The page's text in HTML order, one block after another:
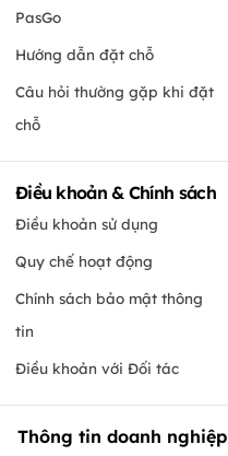
PasGo
Hướng dẫn đặt chỗ
Câu hỏi thường gặp khi đặt
chỗ
Điều khoản & Chính sách
Điều khoản sử dụng
Quy chế hoạt động
Chính sách bảo mật thông
tin
Điều khoản với Đối tác
Thông tin doanh nghiệp